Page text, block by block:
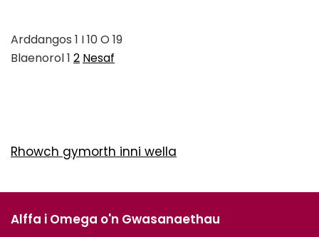
Arddangos 1 I10O 19
Blaenorol1 2 Nesaf
Rhowch gymorth inni wella
Alffa i Omega o'n Gwasanaethau